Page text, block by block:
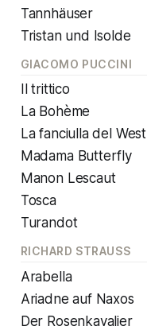
Tannhäuser
Tristan und Isolde
GIACOMO PUCCINI
Il trittico
La Bohème
La fanciulla del West
Madama Butterfly
Manon Lescaut
Tosca
Turandot
RICHARD STRAUSS
Arabella
Ariadne auf Naxos
Der Rosenkavalier